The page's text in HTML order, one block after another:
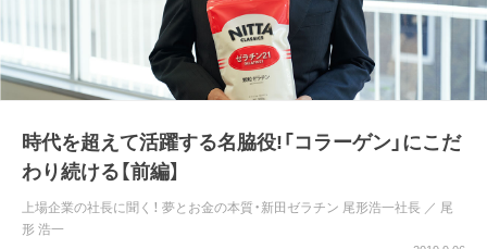
時代を超えて活躍する名脇役!「コラーゲン」にこだ
わり続ける【前編】
上場企業の社長に聞く！ 夢とお金の本質・新田ゼラチン 尾形浩一社長 ／ 尾
形 浩一